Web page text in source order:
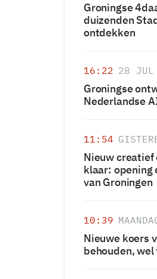
Groningse
duizenden
ontdekken
16:22 28
Groningse
Nederlandse
11:54
Nieuw
klaar: opening
van Groningen
10:39
Nieuwe koers
behouden,